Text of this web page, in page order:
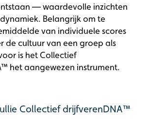
— waardevolle inzichten
Belangrijk om te
van individuele scores
de cultuur van een groep als
is het Collectief
het aangewezen instrument.
Collectief drijfverenDNA™️